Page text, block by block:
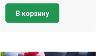
В корзину